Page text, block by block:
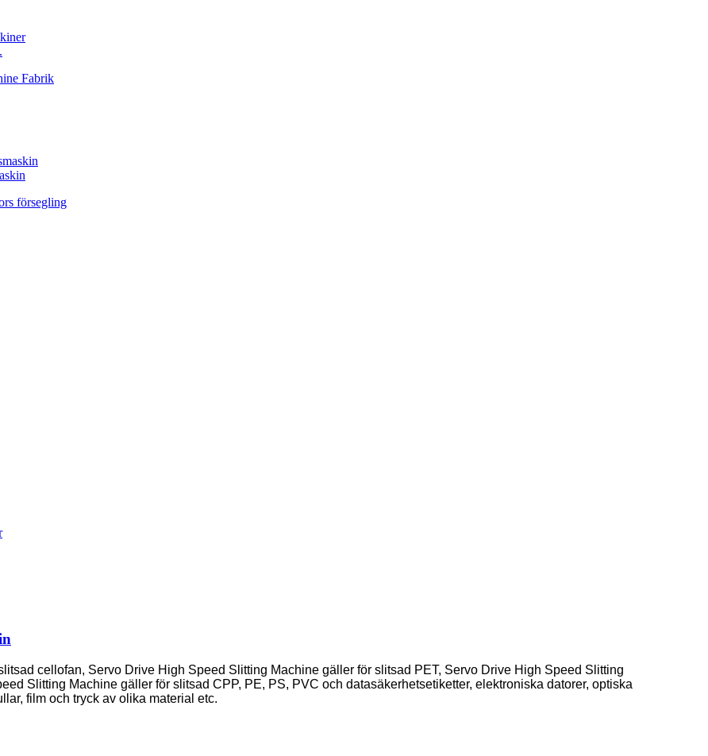
cellofan, Servo Drive High Speed ​​Slitting Machine gäller för slitsad PET, Servo Drive High Speed ​​Slitting
​​Slitting Machine gäller för slitsad CPP, PE, PS, PVC och datasäkerhetsetiketter, elektroniska datorer, optiska
film och tryck av olika material etc.